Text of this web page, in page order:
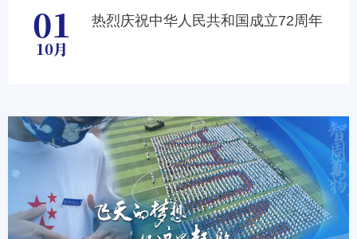
01
10月
热烈庆祝中华人民共和国成立72周年